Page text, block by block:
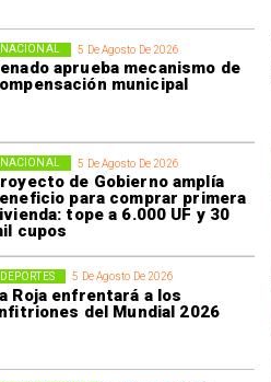
5 De Agosto De 2026
aprueba mecanismo de
municipal
NACIONAL
5 De Agosto De 2026
de Gobierno amplía
para comprar primera
tope a 6.000 UF y 30
cupos
NACIONAL
5 De Agosto De 2026
Roja enfrentará a los
del Mundial 2026
DEPORTES